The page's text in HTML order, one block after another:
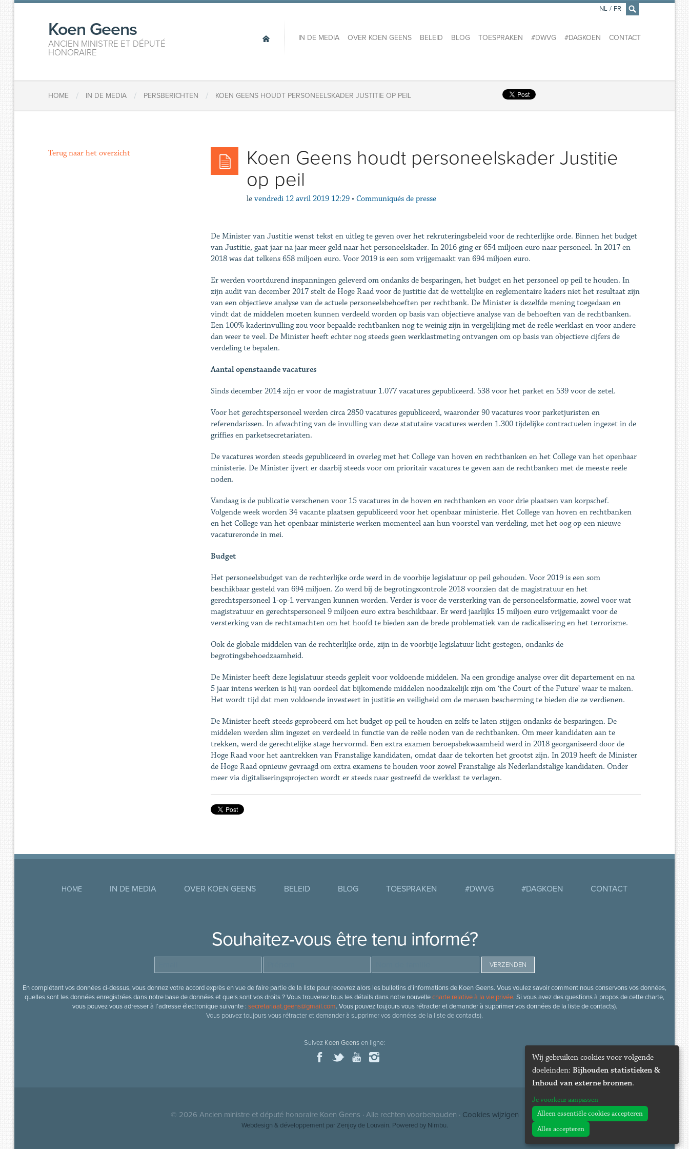
×
Koen Geens
ANCIEN MINISTRE ET DÉPUTÉ
HONORAIRE
IN DE MEDIA OVER KOEN GEENS BELEID BLOG TOESPRAKEN #DWVG #DAGKOEN CONTACT
NL / FR
HOME / IN DE MEDIA / PERSBERICHTEN / KOEN GEENS HOUDT PERSONEELSKADER JUSTITIE OP PEIL
Koen Geens houdt personeelskader Justitie
op peil
le vendredi 12 avril 2019 12:29 • Communiqués de presse
De Minister van Justitie wenst tekst en uitleg te geven over het rekruteringsbeleid voor de rechterlijke orde. Binnen het budget
van Justitie, gaat jaar na jaar meer geld naar het personeelskader. In 2016 ging er 654 miljoen euro naar personeel. In 2017 en
2018 was dat telkens 658 miljoen euro. Voor 2019 is een som vrijgemaakt van 694 miljoen euro.
Er werden voortdurend inspanningen geleverd om ondanks de besparingen, het budget en het personeel op peil te houden. In
zijn audit van december 2017 stelt de Hoge Raad voor de justitie dat de wettelijke en reglementaire kaders niet het resultaat zijn
van een objectieve analyse van de actuele personeelsbehoeften per rechtbank. De Minister is dezelfde mening toegedaan en
vindt dat de middelen moeten kunnen verdeeld worden op basis van objectieve analyse van de behoeften van de rechtbanken.
Een 100% kaderinvulling zou voor bepaalde rechtbanken nog te weinig zijn in vergelijking met de reële werklast en voor andere
dan weer te veel. De Minister heeft echter nog steeds geen werklastmeting ontvangen om op basis van objectieve cijfers de
verdeling te bepalen.
Aantal openstaande vacatures
Sinds december 2014 zijn er voor de magistratuur 1.077 vacatures gepubliceerd. 538 voor het parket en 539 voor de zetel.
Voor het gerechtspersoneel werden circa 2850 vacatures gepubliceerd, waaronder 90 vacatures voor parketjuristen en
referendarissen. In afwachting van de invulling van deze statutaire vacatures werden 1.300 tijdelijke contractuelen ingezet in de
griffies en parketsecretariaten.
De vacatures worden steeds gepubliceerd in overleg met het College van hoven en rechtbanken en het College van het openbaar
ministerie. De Minister ijvert er daarbij steeds voor om prioritair vacatures te geven aan de rechtbanken met de meeste reële
noden.
Vandaag is de publicatie verschenen voor 15 vacatures in de hoven en rechtbanken en voor drie plaatsen van korpschef.
Volgende week worden 34 vacante plaatsen gepubliceerd voor het openbaar ministerie. Het College van hoven en rechtbanken
en het College van het openbaar ministerie werken momenteel aan hun voorstel van verdeling, met het oog op een nieuwe
vacatureronde in mei.
Budget
Het personeelsbudget van de rechterlijke orde werd in de voorbije legislatuur op peil gehouden. Voor 2019 is een som
beschikbaar gesteld van 694 miljoen. Zo werd bij de begrotingscontrole 2018 voorzien dat de magistratuur en het
gerechtspersoneel 1-op-1 vervangen kunnen worden. Verder is voor de versterking van de personeelsformatie, zowel voor wat
magistratuur en gerechtspersoneel 9 miljoen euro extra beschikbaar. Er werd jaarlijks 15 miljoen euro vrijgemaakt voor de
versterking van de rechtsmachten om het hoofd te bieden aan de brede problematiek van de radicalisering en het terrorisme.
Ook de globale middelen van de rechterlijke orde, zijn in de voorbije legislatuur licht gestegen, ondanks de
begrotingsbehoedzaamheid.
De Minister heeft deze legislatuur steeds gepleit voor voldoende middelen. Na een grondige analyse over dit departement en na
5 jaar intens werken is hij van oordeel dat bijkomende middelen noodzakelijk zijn om ‘the Court of the Future’ waar te maken.
Het wordt tijd dat men voldoende investeert in justitie en veiligheid om de mensen bescherming te bieden die ze verdienen.
De Minister heeft steeds geprobeerd om het budget op peil te houden en zelfs te laten stijgen ondanks de besparingen. De
middelen werden slim ingezet en verdeeld in functie van de reële noden van de rechtbanken. Om meer kandidaten aan te
trekken, werd de gerechtelijke stage hervormd. Een extra examen beroepsbekwaamheid werd in 2018 georganiseerd door de
Hoge Raad voor het aantrekken van Franstalige kandidaten, omdat daar de tekorten het grootst zijn. In 2019 heeft de Minister
de Hoge Raad opnieuw gevraagd om extra examens te houden voor zowel Franstalige als Nederlandstalige kandidaten. Onder
meer via digitaliseringsprojecten wordt er steeds naar gestreefd de werklast te verlagen.
Terug naar het overzicht
HOME IN DE MEDIA OVER KOEN GEENS BELEID BLOG TOESPRAKEN #DWVG #DAGKOEN CONTACT
Souhaitez-vous être tenu informé?
En complétant vos données ci-dessus, vous donnez votre accord exprès en vue de faire partie de la liste pour recevrez alors les bulletins d’informations de Koen Geens. Vous voulez savoir comment nous conservons vos données,
quelles sont les données enregistrées dans notre base de données et quels sont vos droits ? Vous trouverez tous les détails dans notre nouvellecharte relative à la vie privée. Si vous avez des questions à propos de cette charte,
vous pouvez vous adresser à l’adresse électronique suivante : secretariaat.geens@gmail.com. Vous pouvez toujours vous rétracter et demander à supprimer vos données de la liste de contacts).
Vous pouvez toujours vous rétracter et demander à supprimer vos données de la liste de contacts).
Suivez Koen Geensen ligne:
© 2026 Ancien ministre et député honoraire Koen Geens · Alle rechten voorbehouden · Cookies wijzigen
Webdesign & développement par Zenjoy de Louvain. Powered by Nimbu.
Wij gebruiken cookies voor volgende
doeleinden: Bijhouden statistieken &
Inhoud van externe bronnen.
Je voorkeur aanpassen
Alleen essentiële cookies accepteren
Alles accepteren